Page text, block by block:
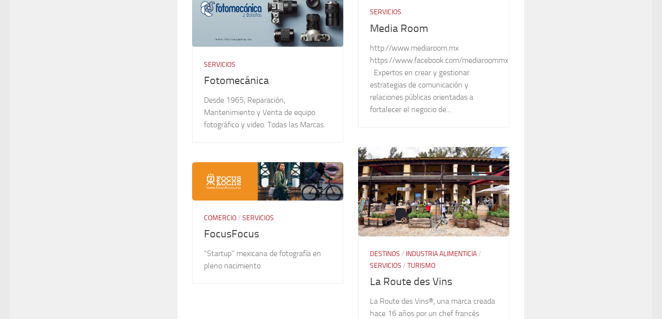
SERVICIOS
Media Room
http://www.mediaroom.mx
https://www.facebook.com/mediaroommx
Expertos en crear y gestionar
estrategias de comunicación y
relaciones públicas orientadas a
fortalecer el negocio de...
SERVICIOS
Fotomecánica
Desde 1965, Reparación,
Mantenimiento y Venta de equipo
fotográfico y video. Todas las Marcas.
DESTINOS / INDUSTRIA ALIMENTICIA/
SERVICIOS / TURISMO
La Route des Vins
La Route des Vins®, una marca creada
hace 16 años por un chef francés
COMERCIO/ SERVICIOS
FocusFocus
“Startup” mexicana de fotografía en
pleno nacimiento.